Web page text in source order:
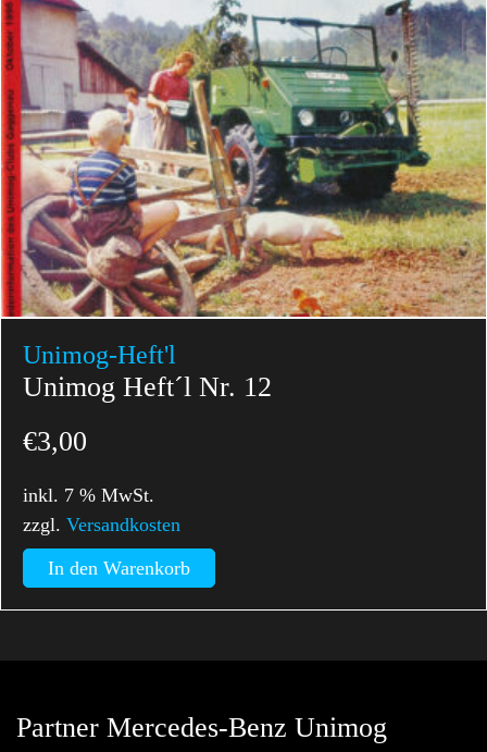
Unimog-Heft'l
Unimog Heft´l Nr. 12
€3,00
inkl. 7 % MwSt.
zzgl.Versandkosten
In den Warenkorb
Partner Mercedes-Benz Unimog